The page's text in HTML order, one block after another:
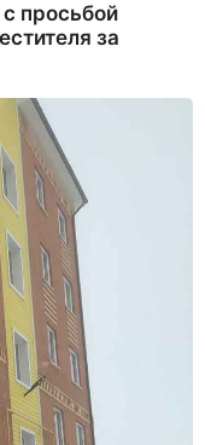
просьбой
за